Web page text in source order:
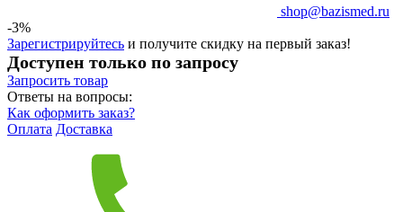
shop@bazismed.ru
-3%
Зарегистрируйтесь и получите скидку на первый заказ!
Доступен только по запросу
Запросить товар
Ответы на вопросы:
Как оформить заказ?
Оплата Доставка